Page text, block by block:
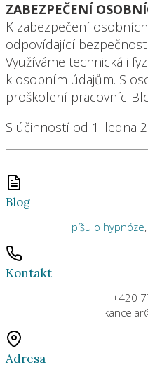
ZABEZPEČENÍ
K zabezpečení
odpovídající
Využíváme technická i
k osobním údajům. S
proškolení
S účinností od 1. ledna
Blog
píšu o hypnóze
Kontakt
+420
Adresa